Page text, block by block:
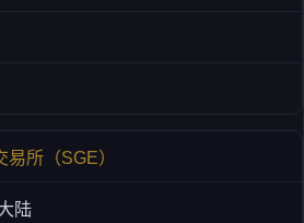
易所（SGE）
陆